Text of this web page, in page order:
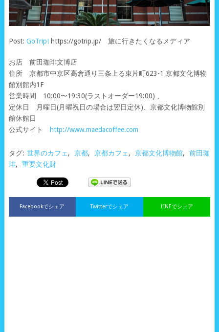
Post: GoTrip!https://gotrip.jp/ 旅に行きたくなるメディア
お店 前田珈琲文博店
住所 京都市中京区高倉通り三条上る東片町623-1 京都文化博物
館別館内1F
営業時間 10:00〜19:30(ラストオーダー19:00) 、
定休日 月曜日(月曜祝日の場合は翌日定休)、京都文化博物館別
館休館日
公式サイト
http://www.maedacoffee.com
タグ: 世界のカフェ , 京都, 京都カフェ , 京都文化博物館,
前田珈
琲, 重要文化財
Facebookでシェア LINEでシェア
Twitterでシェア